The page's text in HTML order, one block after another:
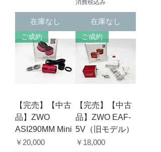
在庫なし
消費税込み
在庫なし
ご成約
【完売】【中古
品】ZWO
ASI290MM Mini
価格
￥20,000
ご成約
【完売】【中古
品】ZWO EAF-
5V（旧モデル）
価格
￥18,000